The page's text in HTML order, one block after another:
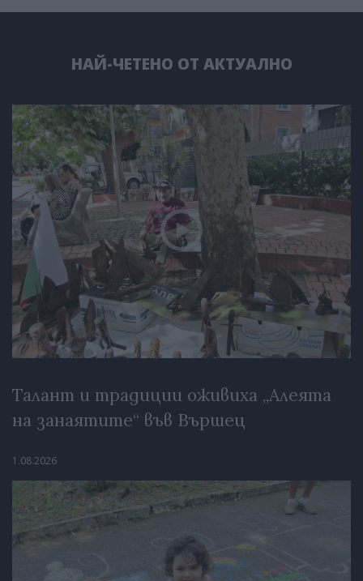
НАЙ-ЧЕТЕНО ОТ АКТУАЛНО
Талант и традиции оживиха „Алеята
на занаятите“ във Вършец
1.08.2026